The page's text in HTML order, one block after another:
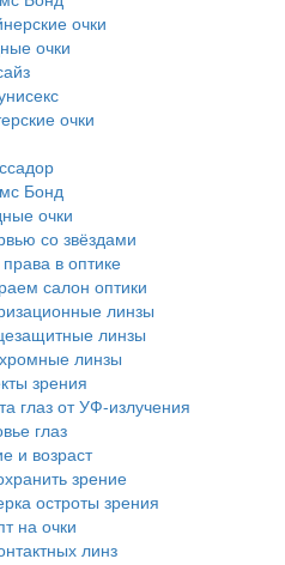
очки
очки
очки
Бонд
очки
со звёздами
в оптике
салон оптики
линзы
линзы
линзы
зрения
глаз от УФ-излучения
глаз
и возраст
зрение
остроты зрения
на очки
линз